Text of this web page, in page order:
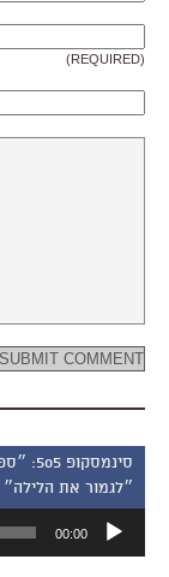
(REQUIRED)
״לגמור את הלילה״
אודיו
00:00